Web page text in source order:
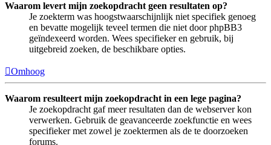
Waarom levert mijn zoekopdracht geen resultaten op?
Je zoekterm was hoogstwaarschijnlijk niet specifiek genoeg
en bevatte mogelijk teveel termen die niet door phpBB3
geïndexeerd worden. Wees specifieker en gebruik, bij
uitgebreid zoeken, de beschikbare opties.
Omhoog
Waarom resulteert mijn zoekopdracht in een lege pagina?
Je zoekopdracht gaf meer resultaten dan de webserver kon
verwerken. Gebruik de geavanceerde zoekfunctie en wees
specifieker met zowel je zoektermen als de te doorzoeken
forums.